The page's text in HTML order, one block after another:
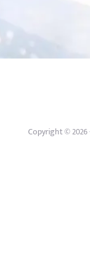
Copyright ©